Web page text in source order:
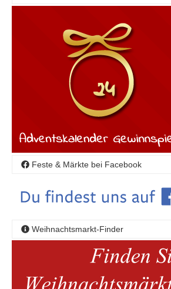
Feste & Märkte bei Facebook
Weihnachtsmarkt-Finder